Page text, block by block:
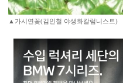
▲가시연꽃(김인철 야생화칼럼니스트)